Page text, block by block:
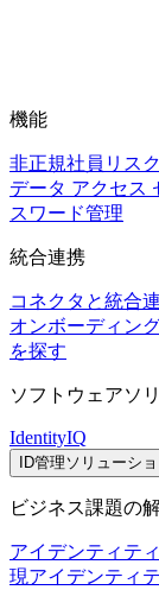
機能
非正規社員リス
データ アクセス
スワード管理
統合連携
コネクタと統合
オンボーディン
を探す
ソフトウェアソ
IdentityIQ
ID管理ソリューシ
ビジネス課題の
アイデンティテ
現アイデンティ